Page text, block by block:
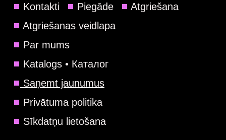
Kontakti Piegāde
Atgriešana
Atgriešanas veidlapa
Par mums
Katalogs • Каталог
Saņemt jaunumus
Privātuma politika
Sīkdatņu lietošana